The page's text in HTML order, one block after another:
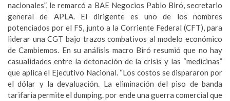
nacionales”, le remarcó a BAE Negocios Pablo Biró, secretario
general de APLA. El dirigente es uno de los nombres
potenciados por el FS, junto a la Corriente Federal (CFT), para
liderar una CGT bajo trazos combativos al modelo económico
de Cambiemos. En su análisis macro Biró resumió que no hay
casualidades entre la detonación de la crisis y las “medicinas”
que aplica el Ejecutivo Nacional. “Los costos se dispararon por
el dólar y la devaluación. La eliminación del piso de banda
tarifaria permite el dumping. por ende una guerra comercial que